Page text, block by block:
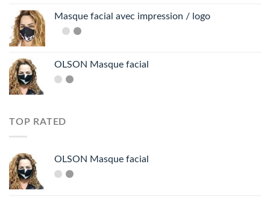
Masque facial avec impression / logo
OLSON Masque facial
TOP RATED
OLSON Masque facial